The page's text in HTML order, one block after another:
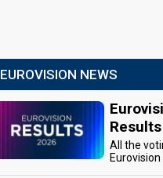
EUROVISION NEWS
Results
All the